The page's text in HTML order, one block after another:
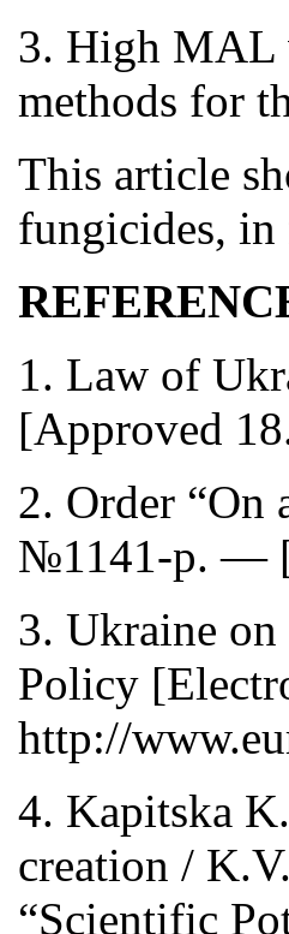
3. High MAL
methods for
This article
fungicides, in
1. Law of
[Approved
2. Order “On
№1141-p. —
3. Ukraine
Policy
http://
4. Kapitska
creation /
“Scientific